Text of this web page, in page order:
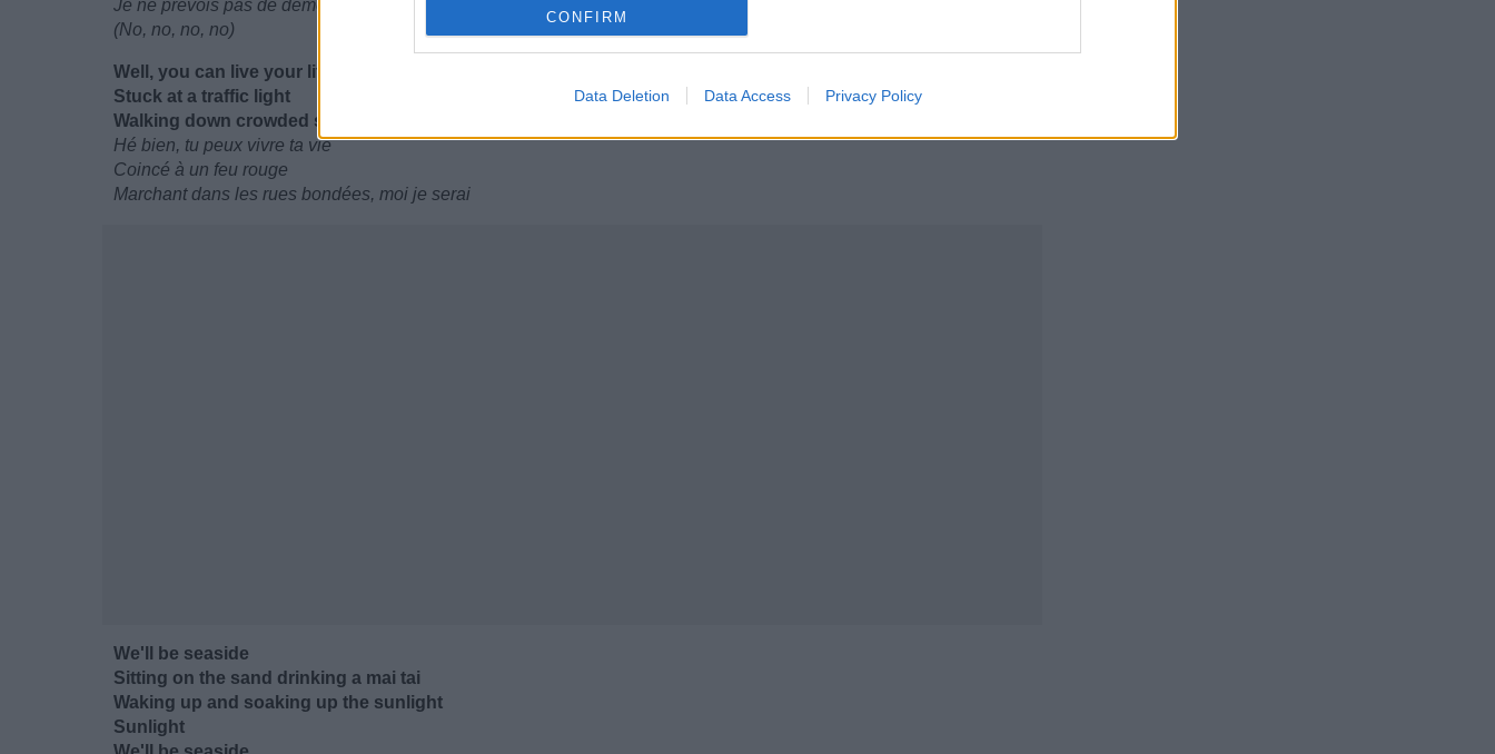
CONFIRM
Data Deletion Data Access Privacy Policy
Je ne prévois pas de déménager dans un autre endroit
(No, no, no, no)
Well, you can live your life
Stuck at a traffic light
Walking down crowded streets we'll be
Hé bien, tu peux vivre ta vie
Coincé à un feu rouge
Marchant dans les rues bondées, moi je serai
We'll be seaside
Sitting on the sand drinking a mai tai
Waking up and soaking up the sunlight
Sunlight